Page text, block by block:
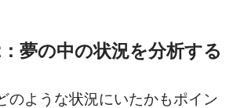
夢の中の状況を分析する
のような状況にいたかもポイン